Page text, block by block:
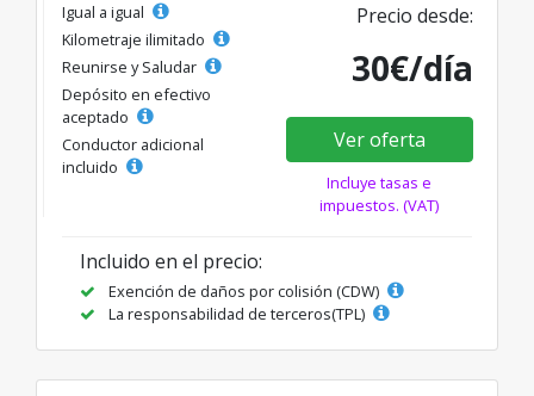
Igual a igual
Kilometraje ilimitado
Reunirse y Saludar
Depósito en efectivo
aceptado
Conductor adicional
incluido
Precio desde:
30€/día
Ver oferta
Incluye tasas e
impuestos. (VAT)
Incluido en el precio:
Exención de daños por colisión (CDW)
La responsabilidad de terceros(TPL)